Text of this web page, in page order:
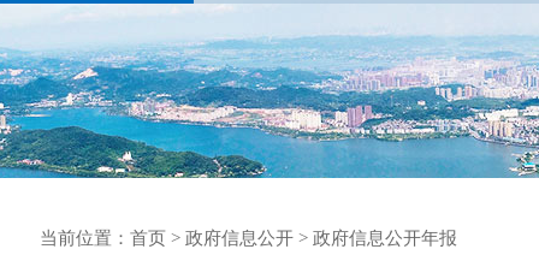
当前位置： 首页 > 政府信息公开 > 政府信息公开年报